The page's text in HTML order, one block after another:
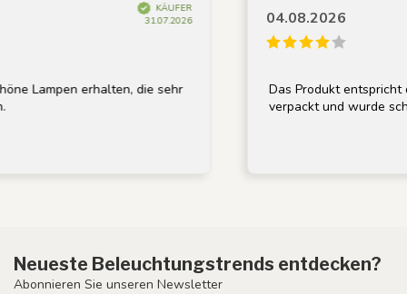
KÄUFER
31.07.2026
Lampen erhalten, die sehr
04.08.2026
Das Produkt entspricht
verpackt und wurde
Neueste Beleuchtungstrends entdecken?
Abonnieren Sie unseren Newsletter